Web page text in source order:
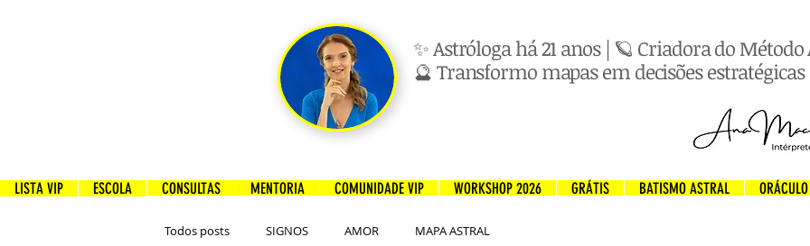
✨ Astróloga há 21 anos | 🪐 Criadora do
🔮 Transformo mapas em decisões estratégicas
LISTA VIP ESCOLA CONSULTAS MENTORIA COMUNIDADE VIP WORKSHOP 2026 GRÁTIS BATISMO ASTRAL ORÁCULO
Todos posts SIGNOS AMOR MAPA ASTRAL